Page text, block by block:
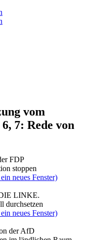
vom
7: Rede von
FDP
stoppen
neues Fenster)
LINKE.
durchsetzen
neues Fenster)
der AfD